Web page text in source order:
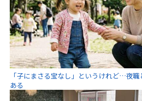
「子にまさる宝なし」というけれど…夜
ある